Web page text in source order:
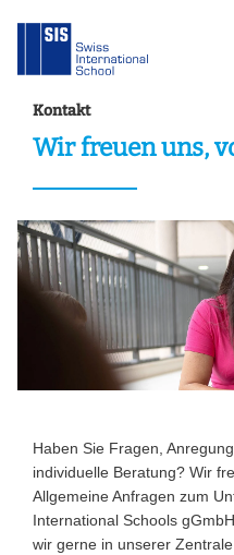
Kontakt
Wir freuen uns,
Haben Sie Fragen,
individuelle Beratung? Wir
Allgemeine Anfragen zum
International Schools
wir gerne in unserer